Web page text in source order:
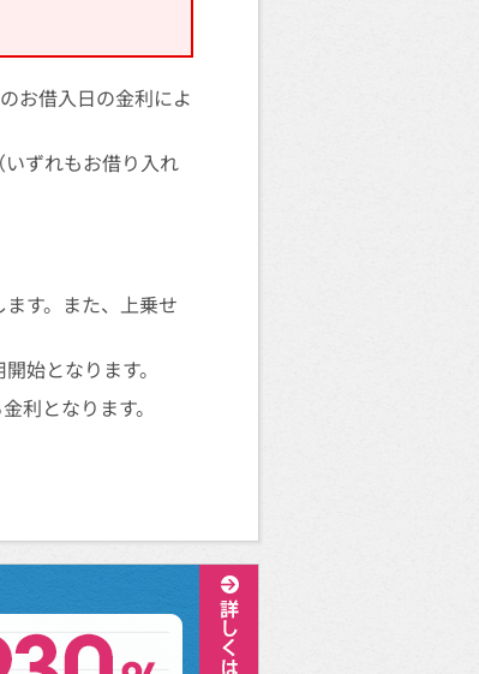
お借入日の金利によ
ずれもお借り入れ
す。また、上乗せ
始となります。
利となります。